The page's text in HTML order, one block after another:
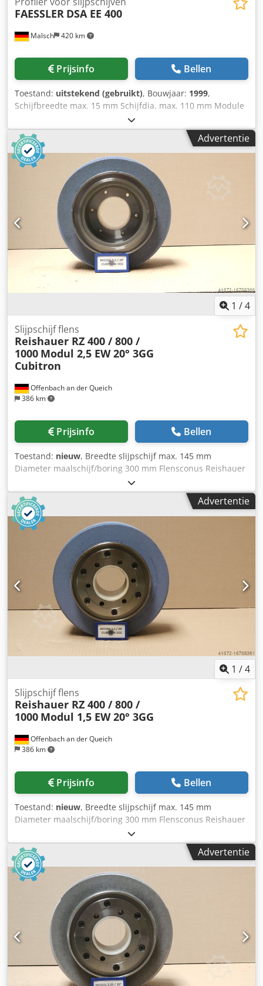
Malsch 420 km
FAESSLER DSA EE 400
Prijsinfo Bellen
Toestand: uitstekend (gebruikt), Bouwjaar: 1999,
Schijfbreedte max. 15 mm Schijfdia. max. 110 mm Module
- max. 0,5 - 10 Invalshoek 15 - 25° Toerental 2800 tpm
Totaal benodigd vermogen 0,4 kW Machinegewicht ca. 0,02
t Benodigde ruimte ca. 0,4 x 0,2 x 0,2 m Voor het profileren
van slijpslakken voor tandflank-slijpmachines. Voor- en
nabewerken op de volgende modellen: NZA, AZA, RZ 300 E,
RZ 301 S, RZ 362 A, AM, ... Verstelplaat rechts met axiale
micrometerschroef Verstelplaat links met radiale
micrometerschroef Codpfjvibc Hsx Ah Doha 2 precisie-
motorspindels voor opname van diamantschijven.
Advertentie
1 /4
Offenbach an der Queich
386 km
Slijpschijf flens
Reishauer RZ 400 / 800 /
1000 Modul 2,5 EW 20° 3GG
Cubitron
Prijsinfo Bellen
Toestand: nieuw, Breedte slijpschijf max. 145 mm
Diameter maalschijf/boring 300 mm Flensconus Reishauer
0 Afmetingen slijpschijf 300x145x160 mm Steunflens
(machinetype Reishauer RZ 400/800/1000) + inclusief
slijpschijf T1SP 300x145x160 M 2,5 EW20° 3GG Cubitron
van de firma 3M Keramische slijpschijven voor het slijpen
van de tandflanken - 145 mm breed Chedouayy Topfx Ah
Dsa Afmetingen volgens machinetype Reishauer Profilering
volgens specificatie Module m, loopsnelheid gg, drukhoek
EW Voordelen: - Risico op schuurbrandwonden is bijna nul
- Tot 50% kortere schuurtijden - Dressing inspanning
verminderd met een factor 2 - Tweemaal de levensduur
van schuurschijven - Continu, consistent schuurvermogen
- Aanzienlijk hogere schuurparameters dan met standaard
gereedschap
Advertentie
1 /4
Offenbach an der Queich
386 km
Slijpschijf flens
Reishauer RZ 400 / 800 /
1000 Modul 1,5 EW 20° 3GG
Prijsinfo Bellen
Toestand: nieuw, Breedte slijpschijf max. 145 mm
Diameter maalschijf/boring 300 mm Flensconus Reishauer
0 Afmetingen slijpschijf 300x145x160 mm Steunflens
(machinetype Reishauer RZ 400/800/1000) + inclusief
slijpschijf Chedpsuayy Hofx Ah Doa T1SP 300x145x160 M
1.5 EW20° 3GG van de firma 3M Keramische slijpschijven
voor het slijpen van de tandflanken - 145 mm breed
Afmetingen volgens machinetype Reishauer Profilering
volgens specificatie Module m, loopsnelheid gg, drukhoek
EW Voordelen: - Risico op schuurbrandwonden is bijna nul
- Tot 50% kortere schuurtijden - Dressing inspanning
verminderd met een factor 2 - Tweemaal de levensduur
van schuurschijven - Continu, consistent schuurvermogen
- Aanzienlijk hogere schuurparameters dan met standaard
gereedschap
Advertentie